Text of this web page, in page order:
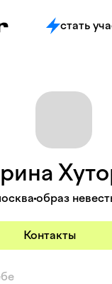
стать
образ
Контакты